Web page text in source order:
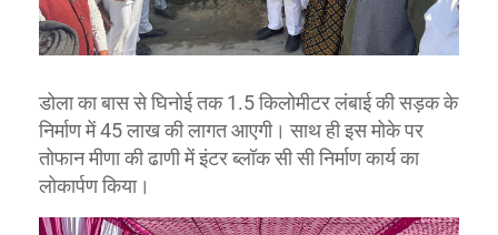
डोला का बास से घिनोई तक 1.5 किलोमीटर लंबाई की सड़क के
निर्माण में 45 लाख की लागत आएगी। साथ ही इस मोके पर
तोफान मीणा की ढाणी में इंटर ब्लॉक सी सी निर्माण कार्य का
लोकार्पण किया।